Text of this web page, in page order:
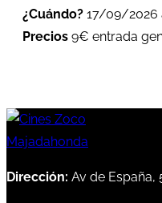
¿Cuándo? 17/09/2026
Precios 9€ entrada
Dirección: Av de España,